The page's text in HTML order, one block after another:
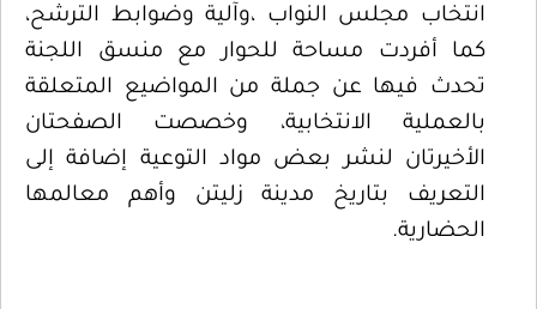
انتخاب مجلس النواب ،وآلية وضوابط الترشح،
كما أفردت مساحة للحوار مع منسق اللجنة
تحدث فيها عن جملة من المواضيع المتعلقة
بالعملية الانتخابية، وخصصت الصفحتان
الأخيرتان لنشر بعض مواد التوعية إضافة إلى
التعريف بتاريخ مدينة زليتن وأهم معالمها
الحضارية.